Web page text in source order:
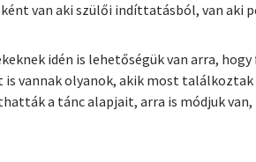
van aki szülői indíttatásból, van aki
idén is lehetőségük van arra,
vannak olyanok, akik most
a tánc alapjait, arra is módjuk